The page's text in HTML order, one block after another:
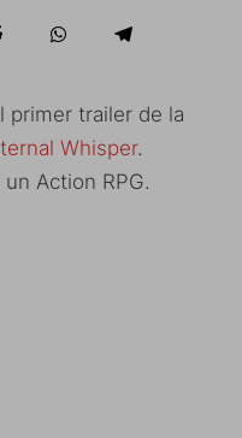
primer trailer de la
Whisper.
Action RPG.